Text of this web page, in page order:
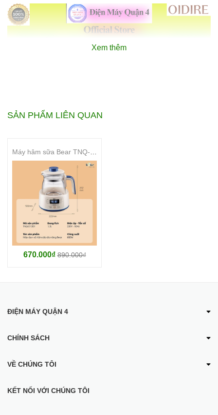
- Dung tích sản phẩm: 1.2L
- Công suất hoạt động: Khử trùng 600W, Sấy khô 180W, Hâm/đun
800W
Xem thêm
SẢN PHẨM LIÊN QUAN
670.000₫890.000₫
ĐIỆN MÁY QUẬN 4
CHÍNH SÁCH
VỀ CHÚNG TÔI
KẾT NỐI VỚI CHÚNG TÔI